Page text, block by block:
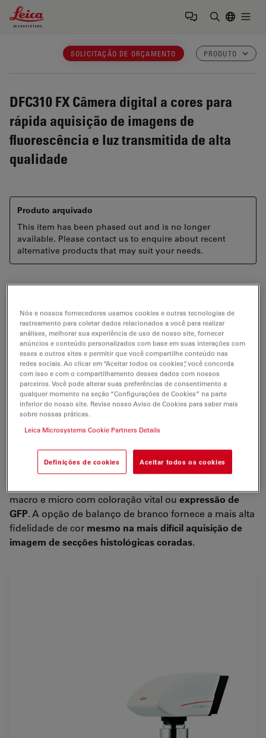
Leica Microsystems Logo
SOLICITAÇÃO DE ORÇAMENTO PRODUTO
DFC310 FX Câmera digital a cores para
rápida aquisição de imagens de
fluorescência e luz transmitida de alta
qualidade
Produto arquivado
This item has been phased out and is no longer
available. Please contact us to enquire about recent
alternative products that may suit your needs.
A <link products microscope-cameras
microscope>câmera digital Leica DFC310 FX de1,4
megapixelfoi concebida para aplicações exigentes de
luz transmitidae fluorescência embiologia celular
biologia do desenvolvimento e medicina.
O resfriamento Peltier dos elementos sensores da
câmera geraimagens sem ruídomesmo nas menores
intensidades de luz. Vários modos de aquisição, como
o agrupamento, permitem o monitoramento
de processos dinâmicos rápidos em células vivas de
até 71 quadros por segundo.
macro e micro com coloração vital ou expressão de
GFP. A opção de balanço de branco fornece a mais alta
fidelidade de cor mesmo na mais difícil aquisição de
imagem de secções histológicas coradas.
Nós e nossos fornecedores usamos cookies e outras tecnologias de
rastreamento para coletar dados relacionados a você para realizar
análises, melhorar sua experiência de uso de nosso site, fornecer
anúncios e conteúdo personalizados com base em suas interações com
esses e outros sites e permitir que você compartilhe conteúdo nas
redes sociais. Ao clicar em “Aceitar todos os cookies”, você concorda
com isso e com o compartilhamento desses dados com nossos
parceiros. Você pode alterar suas preferências de consentimento a
qualquer momento na seção “Configurações de Cookies” na parte
inferior do nosso site. Revise nosso Aviso de Cookies para saber mais
sobre nossas práticas.
Leica Microsystems Cookie Partners Details
Definições de cookies Aceitar todos os cookies